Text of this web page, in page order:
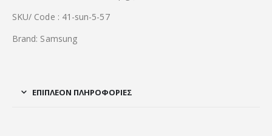
SKU/ Code : 41-sun-5-57
Brand: Samsung
ΕΠΙΠΛΈΟΝ ΠΛΗΡΟΦΟΡΊΕΣ